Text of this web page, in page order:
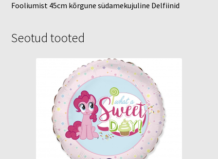
Fooliumist 45cm kõrgune südamekujuline Delfiinid
Seotud tooted